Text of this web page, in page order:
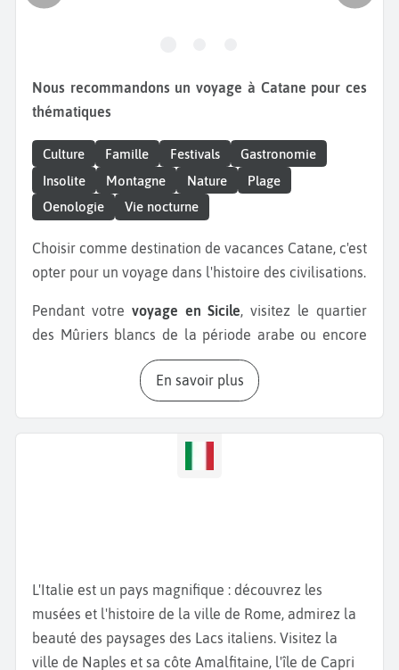
Nous recommandons un voyage à Catane pour ces
thématiques
Culture Famille Festivals
Gastronomie
Insolite
Montagne Nature
Plage
Oenologie
Vie nocturne
Choisir comme destination de vacances Catane, c'est
opter pour un voyage dans l'histoire des civilisations.
Pendant votre voyage en Sicile, visitez le quartier
des Mûriers blancs de la période arabe ou encore
les absides du dôme du quartier de Civita d'héritage
normand. Pendant votre séjour à Catane
manquez pas le Théâtre Romain de Catane. Ce site
archéologique datant du IIème siècle après J.-C. est
la ville que vous trouverez la fontaine de l’éléphant
bâtie en roche volcanique et marbre blanc, symbole
de la ville. Selon une légende, l’éléphant aurait le
En savoir plus
L'Italie est un pays magnifique : découvrez les
musées et l'histoire de la ville de Rome, admirez la
beauté des paysages des Lacs italiens. Visitez la
ville de Naples et sa côte Amalfitaine, l'île de Capri